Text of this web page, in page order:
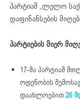
პარტიამ „ლელო
დაფინანსების
პარტიების მიერ
17-მა პარტიამ
ოდენობის
დაახლოებით26